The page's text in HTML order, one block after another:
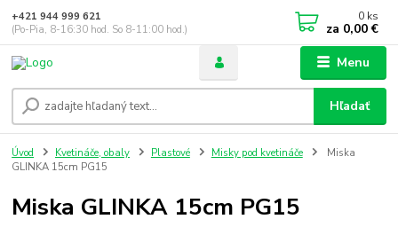
Menu
Hľadať
+421 944 999 621
(Po-Pia, 8-16:30 hod. So 8-11:00 hod.)
0 ks
za 0,00 €
Úvod Kvetináče, obaly Plastové Misky pod kvetináče
Miska
GLINKA 15cm PG15
Miska GLINKA 15cm PG15